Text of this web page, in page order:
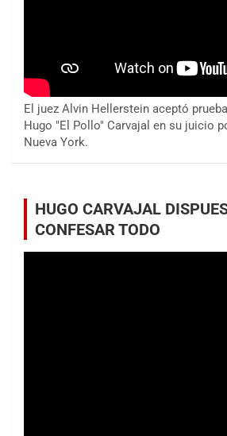
El juez Alvin Hellerstein aceptó
Hugo "El Pollo" Carvajal en su juicio
Nueva York.
HUGO CARVAJAL
CONFESAR TODO